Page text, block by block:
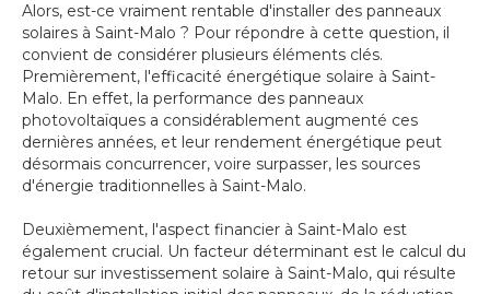
Alors, est-ce vraiment rentable d'installer des panneaux
solaires à Saint-Malo ? Pour répondre à cette question, il
convient de considérer plusieurs éléments clés.
Premièrement, l'efficacité énergétique solaire à Saint-
Malo. En effet, la performance des panneaux
photovoltaïques a considérablement augmenté ces
dernières années, et leur rendement énergétique peut
désormais concurrencer, voire surpasser, les sources
d'énergie traditionnelles à Saint-Malo.
Deuxièmement, l'aspect financier à Saint-Malo est
également crucial. Un facteur déterminant est le calcul du
retour sur investissement solaire à Saint-Malo, qui résulte